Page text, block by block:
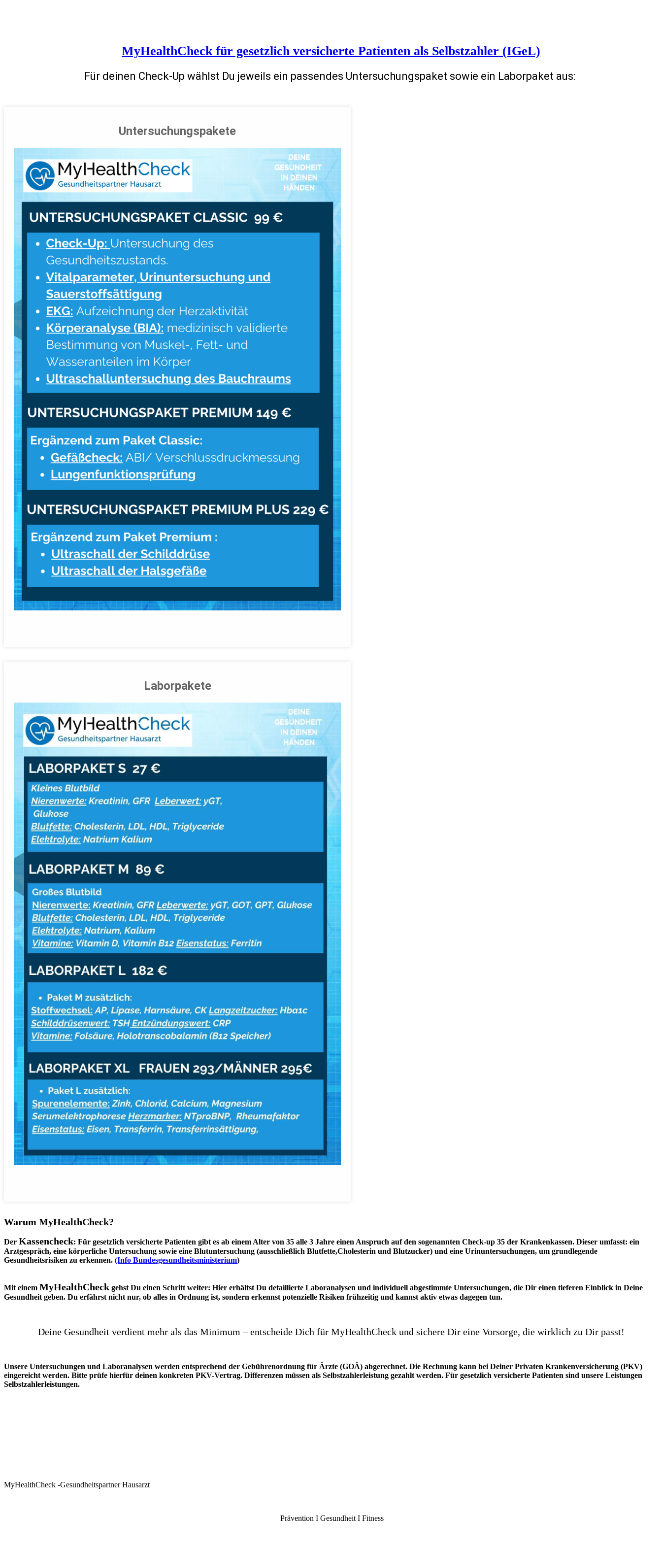
MyHealthCheck für gesetzlich versicherte Patienten als Selbstzahler (IGeL)
Für deinen Check-Up wählst Du jeweils ein passendes Untersuchungspaket sowie ein Laborpaket aus:
Untersuchungspakete
Laborpakete
Warum MyHealthCheck?
Der Kassencheck: Für gesetzlich versicherte Patienten gibt es ab einem Alter von 35 alle 3 Jahre einen Anspruch auf den sogenannten Check-up 35 der Krankenkassen. Dieser umfasst: ein
Arztgespräch, eine körperliche Untersuchung sowie eine Blutuntersuchung (ausschließlich Blutfette,Cholesterin und Blutzucker) und eine Urinuntersuchungen, um grundlegende
Gesundheitsrisiken zu erkennen. (Info Bundesgesundheitsministerium)
Mit einem MyHealthCheck gehst Du einen Schritt weiter: Hier erhältst Du detaillierte Laboranalysen und individuell abgestimmte Untersuchungen, die Dir einen tieferen Einblick in Deine
Gesundheit geben. Du erfährst nicht nur, ob alles in Ordnung ist, sondern erkennst potenzielle Risiken frühzeitig und kannst aktiv etwas dagegen tun.
Deine Gesundheit verdient mehr als das Minimum – entscheide Dich für MyHealthCheck und sichere Dir eine Vorsorge, die wirklich zu Dir passt!
Unsere Untersuchungen und Laboranalysen werden entsprechend der Gebührenordnung für Ärzte (GOÄ) abgerechnet. Die Rechnung kann bei Deiner Privaten Krankenversicherung (PKV)
eingereicht werden. Bitte prüfe hierfür deinen konkreten PKV-Vertrag. Differenzen müssen als Selbstzahlerleistung gezahlt werden. Für gesetzlich versicherte Patienten sind unsere Leistungen
Selbstzahlerleistungen.
MyHealthCheck -Gesundheitspartner Hausarzt
Prävention I Gesundheit I Fitness